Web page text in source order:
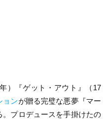
年）『ゲット・アウト』（17
ョンが贈る完璧な悪夢『マー
プロデュースを手掛けたの